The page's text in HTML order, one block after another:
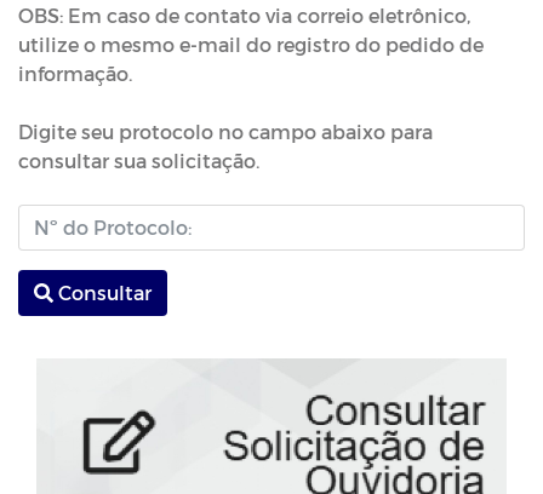
OBS: Em caso de contato via correio eletrônico,
utilize o mesmo e-mail do registro do pedido de
informação.
Digite seu protocolo no campo abaixo para
consultar sua solicitação.
Consultar